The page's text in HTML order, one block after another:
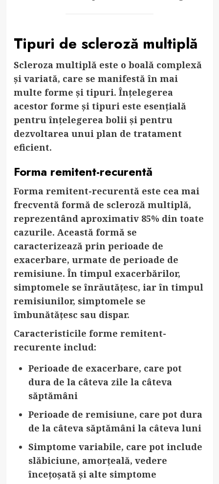
Tipuri de scleroză multiplă
Scleroza multiplă este o boală complexă
și variată, care se manifestă în mai
multe forme și tipuri. Înțelegerea
acestor forme și tipuri este esențială
pentru înțelegerea bolii și pentru
dezvoltarea unui plan de tratament
eficient.
Forma remitent-recurentă
Forma remitent-recurentă este cea mai
frecventă formă de scleroză multiplă,
reprezentând aproximativ 85% din toate
cazurile. Această formă se
caracterizează prin perioade de
exacerbare, urmate de perioade de
remisiune. În timpul exacerbărilor,
simptomele se înrăutățesc, iar în timpul
remisiunilor, simptomele se
îmbunătățesc sau dispar.
Caracteristicile forme remitent-
recurente includ:
Perioade de exacerbare, care pot
dura de la câteva zile la câteva
săptămâni
Perioade de remisiune, care pot dura
de la câteva săptămâni la câteva luni
Simptome variabile, care pot include
slăbiciune, amorțeală, vedere
încețoșată și alte simptome